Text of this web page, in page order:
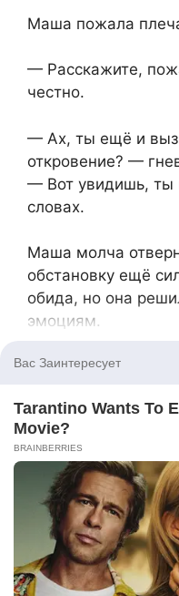
Маша пожала
— Расскажите,
честно.
— Ах, ты ещё и
откровение? —
— Вот увидишь, ты
словах.
Маша молча
обстановку ещё
обида, но она
эмоциям.
Дима вернулся
сидела в кресле с
спокойствия, а
напротив, сложив
в комнате было
«резать ножом».
— Что-то
пакеты на